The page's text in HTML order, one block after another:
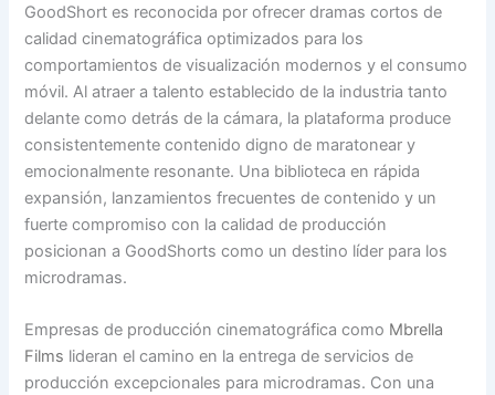
GoodShort es reconocida por ofrecer dramas cortos de
calidad cinematográfica optimizados para los
comportamientos de visualización modernos y el consumo
móvil. Al atraer a talento establecido de la industria tanto
delante como detrás de la cámara, la plataforma produce
consistentemente contenido digno de maratonear y
emocionalmente resonante. Una biblioteca en rápida
expansión, lanzamientos frecuentes de contenido y un
fuerte compromiso con la calidad de producción
posicionan a GoodShorts como un destino líder para los
microdramas.
Empresas de producción cinematográfica como Mbrella
Films lideran el camino en la entrega de servicios de
producción excepcionales para microdramas. Con una